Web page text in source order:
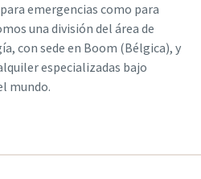
emergencias como para
una división del área de
con sede en Boom (Bélgica), y
especializadas bajo
mundo.